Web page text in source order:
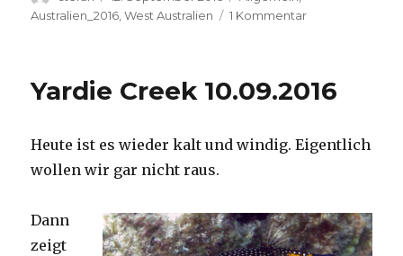
am
Australien_2016 ,West Australien 1 Kommentarzu
Yardie Creek 10.09.2016
Heute ist es wieder kalt und windig. Eigentlich
wollen wir gar nicht raus.
Dann
zeigt